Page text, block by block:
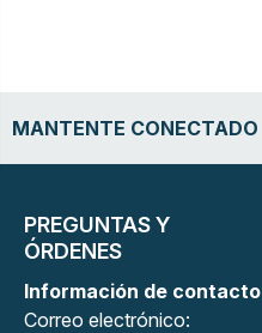
MANTENTE CONECTADO
PREGUNTAS Y
ÓRDENES
Información de contacto
Correo electrónico: